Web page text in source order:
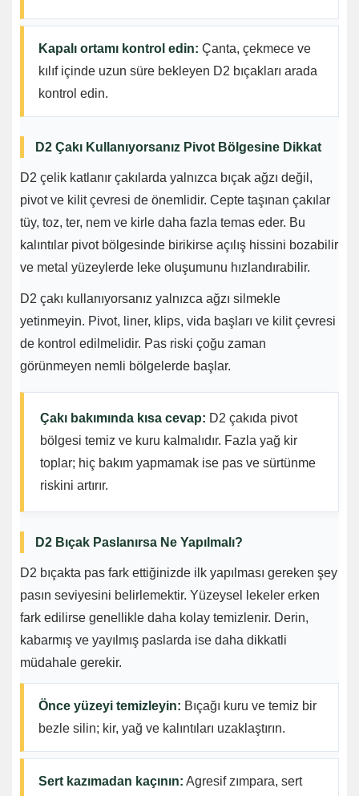
Kapalı ortamı kontrol edin: Çanta, çekmece ve
kılıf içinde uzun süre bekleyen D2 bıçakları arada
kontrol edin.
D2 Çakı Kullanıyorsanız Pivot Bölgesine Dikkat
D2 çelik katlanır çakılarda yalnızca bıçak ağzı değil,
pivot ve kilit çevresi de önemlidir. Cepte taşınan çakılar
tüy, toz, ter, nem ve kirle daha fazla temas eder. Bu
kalıntılar pivot bölgesinde birikirse açılış hissini bozabilir
ve metal yüzeylerde leke oluşumunu hızlandırabilir.
D2 çakı kullanıyorsanız yalnızca ağzı silmekle
yetinmeyin. Pivot, liner, klips, vida başları ve kilit çevresi
de kontrol edilmelidir. Pas riski çoğu zaman
görünmeyen nemli bölgelerde başlar.
Çakı bakımında kısa cevap: D2 çakıda pivot
bölgesi temiz ve kuru kalmalıdır. Fazla yağ kir
toplar; hiç bakım yapmamak ise pas ve sürtünme
riskini artırır.
D2 Bıçak Paslanırsa Ne Yapılmalı?
D2 bıçakta pas fark ettiğinizde ilk yapılması gereken şey
pasın seviyesini belirlemektir. Yüzeysel lekeler erken
fark edilirse genellikle daha kolay temizlenir. Derin,
kabarmış ve yayılmış paslarda ise daha dikkatli
müdahale gerekir.
Önce yüzeyi temizleyin: Bıçağı kuru ve temiz bir
bezle silin; kir, yağ ve kalıntıları uzaklaştırın.
Sert kazımadan kaçının: Agresif zımpara, sert